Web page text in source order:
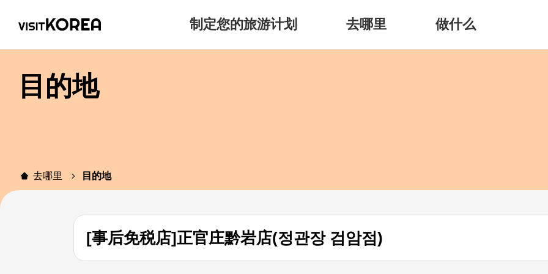
制定您的旅游计划 去哪里 做什么
目的地
去哪里 目的地
[事后免税店]正官庄黔岩店(정관장 검암점)